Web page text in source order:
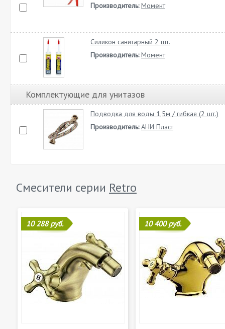
Производитель: Момент
Силикон санитарный 2 шт.
Производитель: Момент
Комплектующие для унитазов
Подводка для воды 1,5м / гибкая (2 шт.)
Производитель: АНИ Пласт
Смесители серии Retro
10 288 руб. 10 400 руб.